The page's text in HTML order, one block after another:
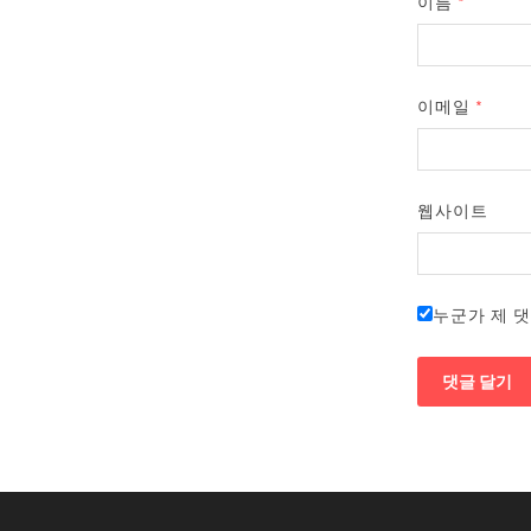
이메일 *
웹사이트
누군가 제